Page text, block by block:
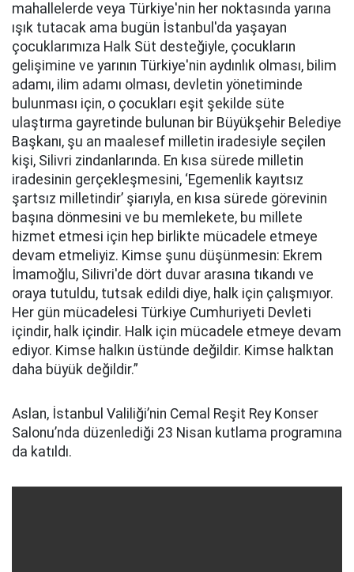
mahallelerde veya Türkiye'nin her noktasında yarına
ışık tutacak ama bugün İstanbul'da yaşayan
çocuklarımıza Halk Süt desteğiyle, çocukların
gelişimine ve yarının Türkiye'nin aydınlık olması, bilim
adamı, ilim adamı olması, devletin yönetiminde
bulunması için, o çocukları eşit şekilde süte
ulaştırma gayretinde bulunan bir Büyükşehir Belediye
Başkanı, şu an maalesef milletin iradesiyle seçilen
kişi, Silivri zindanlarında. En kısa sürede milletin
iradesinin gerçekleşmesini, ‘Egemenlik kayıtsız
şartsız milletindir’ şiarıyla, en kısa sürede görevinin
başına dönmesini ve bu memlekete, bu millete
hizmet etmesi için hep birlikte mücadele etmeye
devam etmeliyiz. Kimse şunu düşünmesin: Ekrem
İmamoğlu, Silivri'de dört duvar arasına tıkandı ve
oraya tutuldu, tutsak edildi diye, halk için çalışmıyor.
Her gün mücadelesi Türkiye Cumhuriyeti Devleti
içindir, halk içindir. Halk için mücadele etmeye devam
ediyor. Kimse halkın üstünde değildir. Kimse halktan
daha büyük değildir.”
Aslan, İstanbul Valiliği’nin Cemal Reşit Rey Konser
Salonu’nda düzenlediği 23 Nisan kutlama programına
da katıldı.